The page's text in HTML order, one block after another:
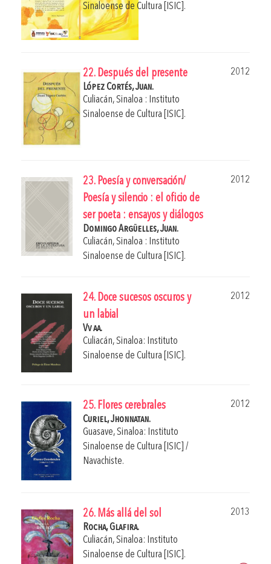
Sinaloense de Cultura [ISIC].
22. Después del presente
2012
López Cortés, Juan.
Culiacán, Sinaloa : Instituto
Sinaloense de Cultura [ISIC].
23. Poesía y conversación/
Poesía y silencio : el oficio de
ser poeta : ensayos y diálogos
2012
Domingo Argüelles, Juan.
Culiacán, Sinaloa : Instituto
Sinaloense de Cultura [ISIC].
24. Doce sucesos oscuros y
un labial
2012
Vv aa.
Culiacán, Sinaloa: Instituto
Sinaloense de Cultura [ISIC].
25. Flores cerebrales
2012
Curiel, Jhonnatan.
Guasave, Sinaloa: Instituto
Sinaloense de Cultura [ISIC] /
Navachiste.
26. Más allá del sol
2013
Rocha, Glafira.
Culiacán, Sinaloa: Instituto
Sinaloense de Cultura [ISIC].